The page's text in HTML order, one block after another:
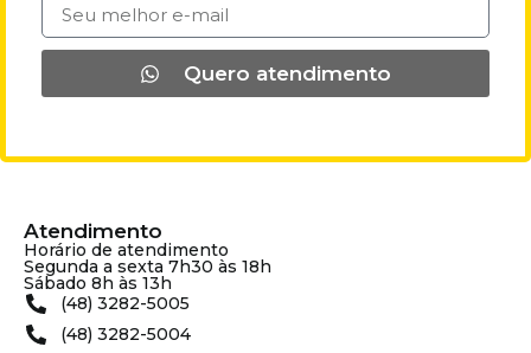
Quero atendimento
Atendimento
Horário de atendimento
Segunda a sexta 7h30 às 18h
Sábado 8h às 13h
(48) 3282-5005
(48) 3282-5004